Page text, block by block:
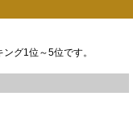
グ1位～5位です。